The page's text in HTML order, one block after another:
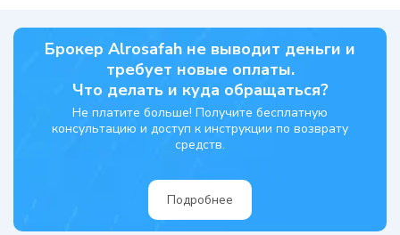
Брокер Alrosafah не выводит деньги и
требует новые оплаты.
Что делать и куда обращаться?
Не платите больше! Получите бесплатную
консультацию и доступ к инструкции по возврату
средств.
Подробнее